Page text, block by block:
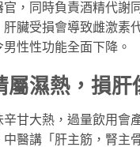
，同時負責酒精代謝
臟受損會導致雌激素
性性功能全面下降。
屬濕熱，損肝
甘大熱，過量飲用會
醫講「肝主筋，腎主